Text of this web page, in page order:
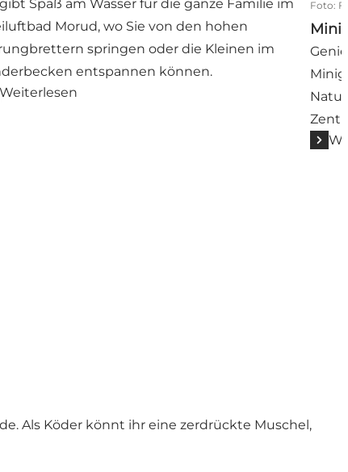
Spaß am Wasser für die ganze Familie im
Morud, wo Sie von den hohen
springen oder die Kleinen im
entspannen können.
Weiterlesen
Foto:
Als Köder könnt ihr eine zerdrückte Muschel,